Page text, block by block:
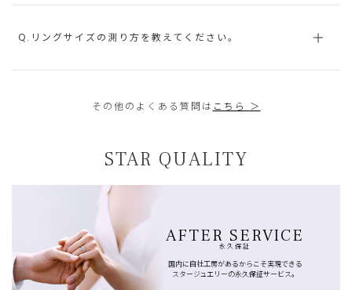
Q.リングサイズの測り方を教えてください。
その他のよくある質問は こちら ＞
STAR QUALITY
AFTER SERVICE
永久保証
国内に自社工房があるからこそ実現できる
スタージュエリーの永久保証サービス。